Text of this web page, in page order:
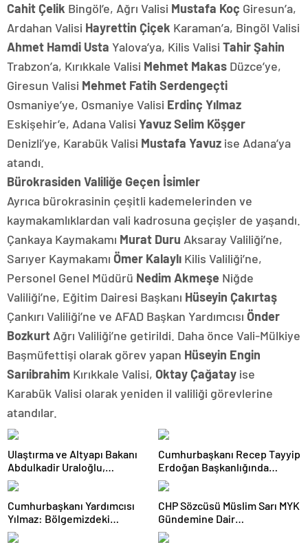
Cahit Çelik Bingöl’e, Ağrı Valisi Mustafa Koç Giresun’a,
Ardahan Valisi Hayrettin Çiçek Karaman’a, Bingöl Valisi
Ahmet Hamdi Usta Yalova’ya, Kilis Valisi Tahir Şahin
Trabzon’a, Kırıkkale Valisi Mehmet Makas Düzce’ye,
Giresun Valisi Mehmet Fatih Serdengeçti
Osmaniye’ye, Osmaniye Valisi Erdinç Yılmaz
Eskişehir’e, Adana Valisi Yavuz Selim Köşger
Denizli’ye, Karabük Valisi Mustafa Yavuz ise Adana’ya
atandı.
Bürokrasiden Valiliğe Geçen İsimler
Ayrıca bürokrasinin çeşitli kademelerinden ve
kaymakamlıklardan vali kadrosuna geçişler de yaşandı.
Çankaya Kaymakamı Murat Duru Aksaray Valiliği’ne,
Sarıyer Kaymakamı Ömer Kalaylı Kilis Valiliği’ne,
Personel Genel Müdürü Nedim Akmeşe Niğde
Valiliği’ne, Eğitim Dairesi Başkanı Hüseyin Çakırtaş
Çankırı Valiliği’ne ve AFAD Başkan Yardımcısı Önder
Bozkurt Ağrı Valiliği’ne getirildi. Daha önce Vali-Mülkiye
Başmüfettişi olarak görev yapan Hüseyin Engin
Sarıibrahim Kırıkkale Valisi, Oktay Çağatay ise
Karabük Valisi olarak yeniden il valiliği görevlerine
atandılar.
Ulaştırma ve Altyapı Bakanı
Abdulkadir Uraloğlu,
Afyonkarahisar Belediye
Başkanlarıyla Bir Araya Geldi
Cumhurbaşkanı Recep Tayyip
Erdoğan Başkanlığında
Toplanan AK Parti MKYK’da
Gündem “Terörsüz Türkiye”
Süreci Oldu
Cumhurbaşkanı Yardımcısı
Yılmaz: Bölgemizdeki
Emperyalist Tuzakları Boşa
CHP Sözcüsü Müslim Sarı MYK
Gündemine Dair
Açıklamalarda Bulundu: 8 İl